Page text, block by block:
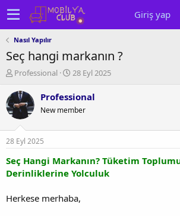
Giriş yap
Nasıl Yapılır
Seç hangi markanın ?
K
n
u
y
b
a
ş
a
a
Professional
B
ş
a
ç
t
a
i
28 Eyl 2025
Professional
New member
28 Eyl 2025
Seç Hangi Markanın? Tüketim
Derinliklerine Yolculuk
Herkese merhaba,